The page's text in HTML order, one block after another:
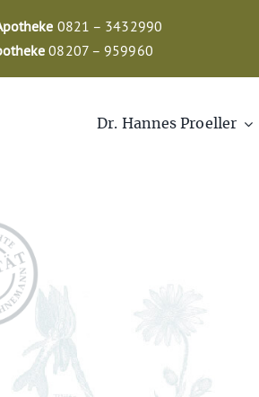
0821 – 3432990
08207 – 959960
Dr. Hannes Proeller